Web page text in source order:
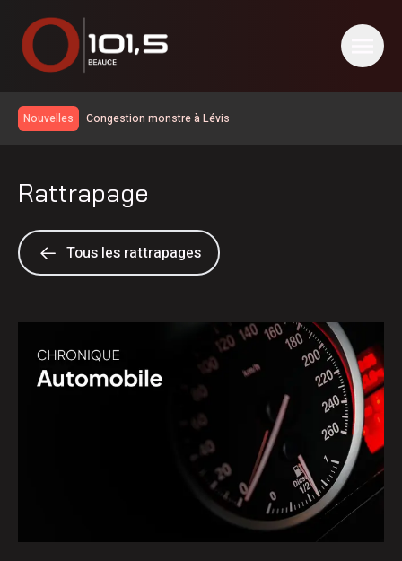
Nouvelles
Congestion monstre à Lévis
Un homme de Lévis s’en prend aux policiers, à la DPJ et à
du personnel judiciaire
Nuit occupée pour les pompiers de Sainte-Marie
Réservoir d’eau de Frampton | La réparation temporaire
Les Éleveurs de porcs de la Beauce soulignent leur 60e
Achalandage record à Nashville en Beauce
Rattrapage
Tous les rattrapages